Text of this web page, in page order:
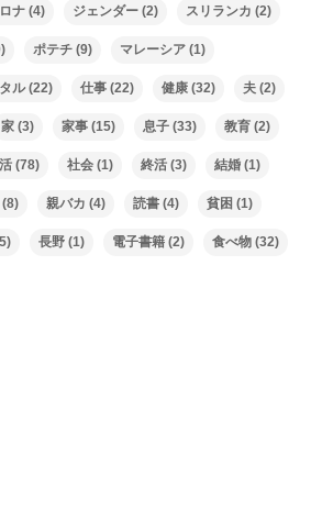
ナ (4) ジェンダー (2) スリランカ (2)
ポテチ (9) マレーシア (1)
ル(22) 仕事 (22) 健康 (32) 夫 (2)
家 (3) 家事 (15) 息子 (33) 教育 (2)
(78) 社会 (1) 終活 (3) 結婚 (1)
(8) 親バカ (4) 読書 (4) 貧困 (1)
長野 (1) 電子書籍 (2) 食べ物 (32)